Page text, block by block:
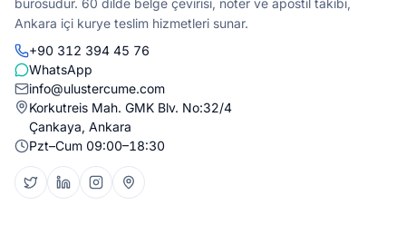
bürosudur. 60 dilde belge çevirisi, noter ve apostil takibi,
Ankara içi kurye teslim hizmetleri sunar.
+90 312 394 45 76
WhatsApp
info@ulustercume.com
Korkutreis Mah. GMK Blv. No:32/4
Çankaya, Ankara
Pzt–Cum 09:00–18:30